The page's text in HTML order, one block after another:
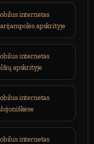
internetas
apskrityje
internetas
apskrityje
internetas
internetas